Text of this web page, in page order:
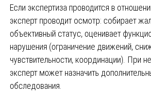
Если экспертиза проводится в
эксперт проводит осмотр: собирает
объективный статус, оценивает
нарушения (ограничение движений,
чувствительности, координации). При
эксперт может назначить
обследования.